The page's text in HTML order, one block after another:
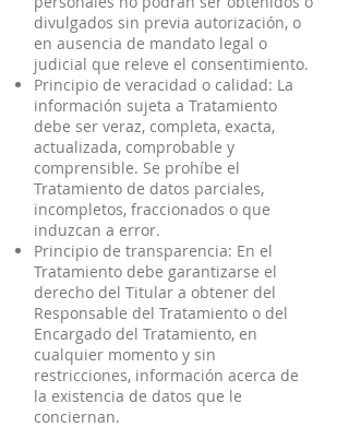
divulgados sin previa autorización, o
en ausencia de mandato legal o
judicial que releve el consentimiento.
Principio de veracidad o calidad: La
información sujeta a Tratamiento
debe ser veraz, completa, exacta,
actualizada, comprobable y
comprensible. Se prohíbe el
Tratamiento de datos parciales,
incompletos, fraccionados o que
induzcan a error.
Principio de transparencia: En el
Tratamiento debe garantizarse el
derecho del Titular a obtener del
Responsable del Tratamiento o del
Encargado del Tratamiento, en
cualquier momento y sin
restricciones, información acerca de
la existencia de datos que le
conciernan.